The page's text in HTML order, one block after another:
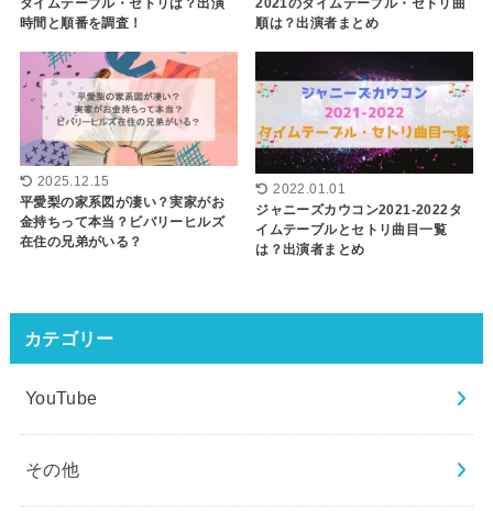
タイムテーブル・セトリは？出演
時間と順番を調査！
2021のタイムテーブル・セトリ曲
順は？出演者まとめ
2025.12.15
平愛梨の家系図が凄い？実家がお
金持ちって本当？ビバリーヒルズ
在住の兄弟がいる？
2022.01.01
ジャニーズカウコン2021-2022タ
イムテーブルとセトリ曲目一覧
は？出演者まとめ
カテゴリー
YouTube
その他